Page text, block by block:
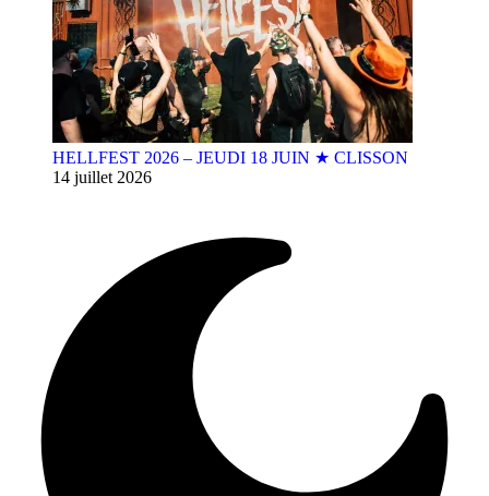
HELLFEST 2026 – JEUDI 18 JUIN ★ CLISSON
14 juillet 2026